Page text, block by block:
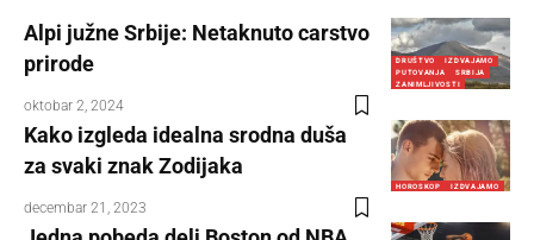
DRUŠTVO
IZDVAJAMO
PUTOVANJA
SRBIJA
ZANIMLJIVOSTI
Alpi južne Srbije: Netaknuto carstvo
prirode
oktobar 2, 2024
HOROSKOP IZDVAJAMO
Kako izgleda idealna srodna duša
za svaki znak Zodijaka
decembar 21, 2023